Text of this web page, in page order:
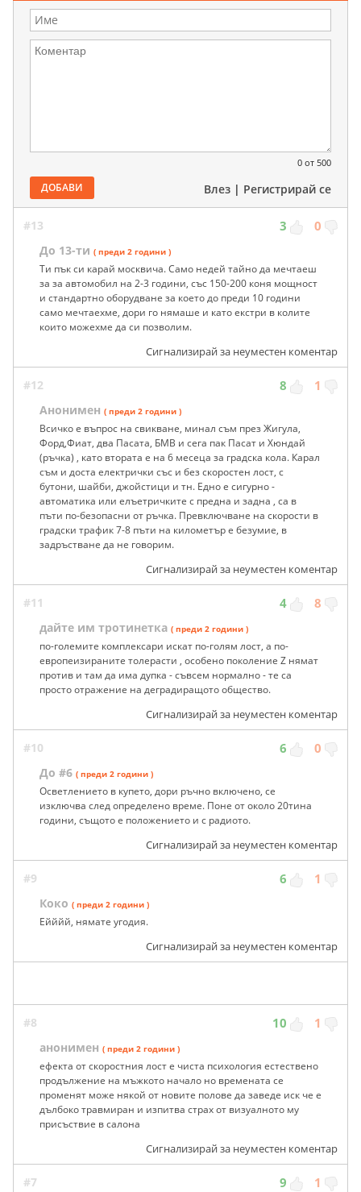
0 от 500
ДОБАВИ Влез | Регистрирай се
#13 3 0
До 13-ти ( преди 2 години )
Ти пък си карай москвича. Само недей тайно да мечтаеш
за за автомобил на 2-3 години, със 150-200 коня мощност
и стандартно оборудване за което до преди 10 години
само мечтаехме, дори го нямаше и като екстри в колите
които можехме да си позволим.
Сигнализирай за неуместен коментар
#12 8 1
Анонимен ( преди 2 години )
Всичко е въпрос на свикване, минал съм през Жигула,
Форд,Фиат, два Пасата, БМВ и сега пак Пасат и Хюндай
(ръчка) , като втората е на 6 месеца за градска кола. Карал
съм и доста електрички със и без скоростен лост, с
бутони, шайби, джойстици и тн. Едно е сигурно -
автоматика или елъетричките с предна и задна , са в
пъти по-безопасни от ръчка. Превключване на скорости в
градски трафик 7-8 пъти на километър е безумие, в
задръстване да не говорим.
Сигнализирай за неуместен коментар
#11 4 8
дайте им тротинетка ( преди 2 години )
по-големите комплексари искат по-голям лост, а по-
европеизираните толерасти , особено поколение Z нямат
против и там да има дупка - съвсем нормално - те са
просто отражение на деградиращото общество.
Сигнализирай за неуместен коментар
#10 6 0
До #6 ( преди 2 години )
Осветлението в купето, дори ръчно включено, се
изключва след определено време. Поне от около 20тина
години, същото е положението и с радиото.
Сигнализирай за неуместен коментар
#9 6 1
Коко ( преди 2 години )
Ейййй, нямате угодия.
Сигнализирай за неуместен коментар
#8 10 1
анонимен ( преди 2 години )
ефекта от скоростния лост е чиста психология естествено
продължение на мъжкото начало но времената се
променят може някой от новите полове да заведе иск че е
дълбоко травмиран и изпитва страх от визуалното му
присъствие в салона
Сигнализирай за неуместен коментар
#7 9 1